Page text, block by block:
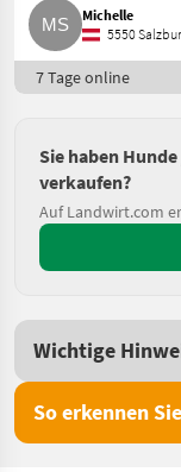
Michelle
5550
7 Tage online
Sie haben
verkaufen?
Auf Landwirt.com
Wichtige
So erkennen